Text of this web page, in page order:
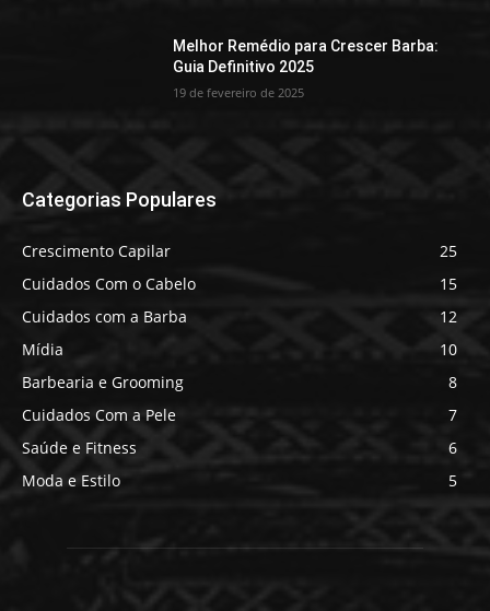
Melhor Remédio para Crescer Barba:
Guia Definitivo 2025
19 de fevereiro de 2025
Categorias Populares
Crescimento Capilar
25
Cuidados Com o Cabelo
15
Cuidados com a Barba
12
Mídia
10
Barbearia e Grooming
8
Cuidados Com a Pele
7
Saúde e Fitness
6
Moda e Estilo
5